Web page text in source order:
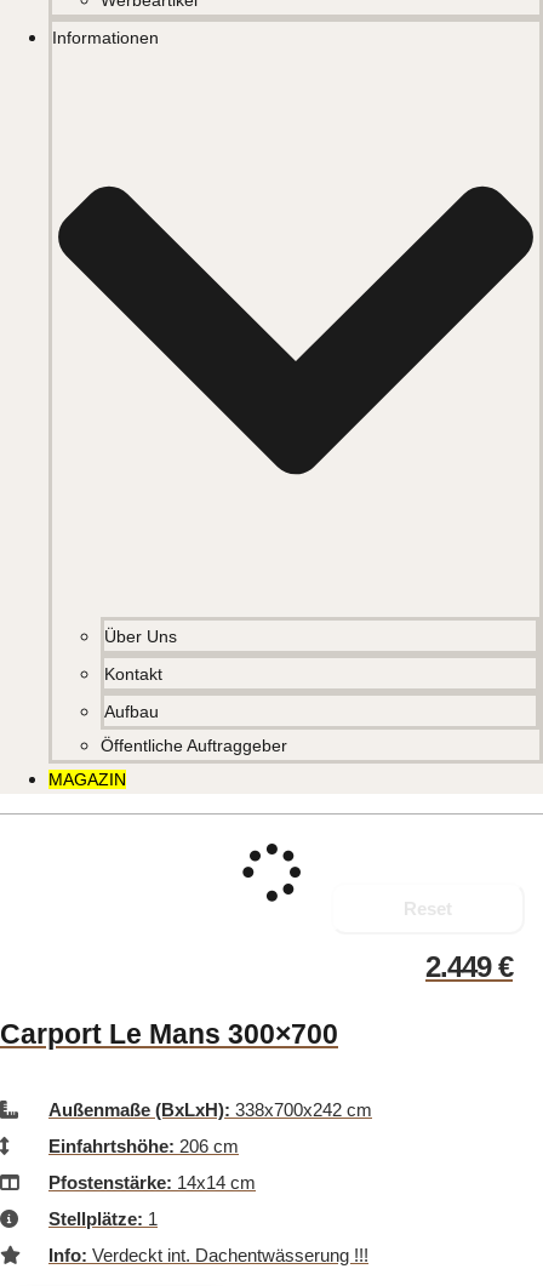
Informationen
Über Uns
Kontakt
Aufbau
Öffentliche Auftraggeber
MAGAZIN
Reset
2.449€
Carport Le Mans 300×700
Außenmaße (BxLxH): 338x700x242 cm
Einfahrtshöhe: 206 cm
Pfostenstärke: 14x14 cm
Stellplätze: 1
Info: Verdeckt int. Dachentwässerung !!!